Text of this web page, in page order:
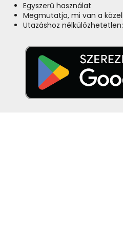
Egyszerű használat
Megmutatja, mi van a
Utazáshoz